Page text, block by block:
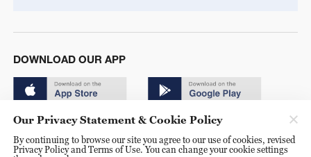
DOWNLOAD OUR APP
Our Privacy Statement & Cookie Policy
By continuing to browse our site you agree to our use of cookies, revised
Privacy Policy and Terms of Use. You can change your cookie settings